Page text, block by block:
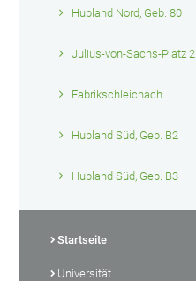
Hubland Nord, Geb. 80
Julius-von-Sachs-Platz 2
Fabrikschleichach
Hubland Süd, Geb. B2
Hubland Süd, Geb. B3
Startseite
Universität